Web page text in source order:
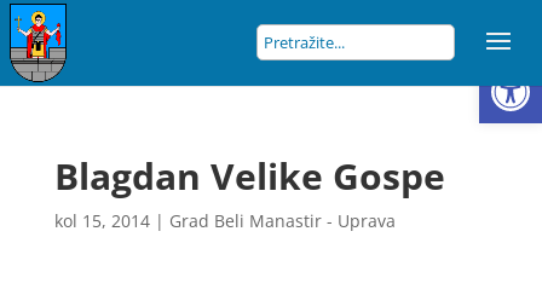
Blagdan Velike Gospe
kol 15, 2014| Grad Beli Manastir - Uprava